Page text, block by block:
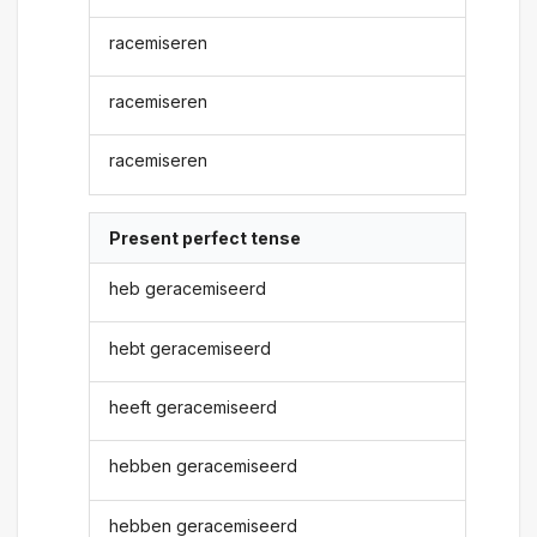
racemiseren
racemiseren
racemiseren
Present perfect tense
heb geracemiseerd
hebt geracemiseerd
heeft geracemiseerd
hebben geracemiseerd
hebben geracemiseerd